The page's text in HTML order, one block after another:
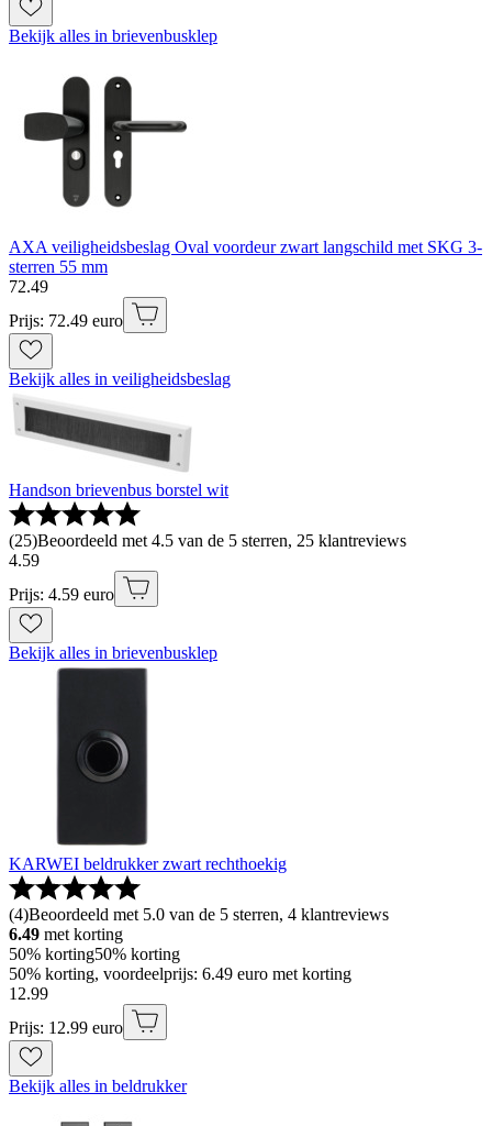
Bekijk alles in brievenbusklep
AXA veiligheidsbeslag Oval voordeur zwart langschild met SKG 3-
sterren 55 mm
72.49
Prijs: 72.49 euro
Bekijk alles in veiligheidsbeslag
Handson brievenbus borstel wit
(25)Beoordeeld met 4.5 van de 5 sterren, 25 klantreviews
4.59
Prijs: 4.59 euro
Bekijk alles in brievenbusklep
KARWEI beldrukker zwart rechthoekig
(4)Beoordeeld met 5.0 van de 5 sterren, 4 klantreviews
6.49 met korting
50% korting50% korting
50% korting, voordeelprijs: 6.49 euro met korting
12.99
Prijs: 12.99 euro
Bekijk alles in beldrukker